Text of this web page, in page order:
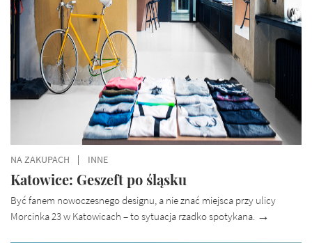
NA ZAKUPACH INNE
Katowice: Geszeft po śląsku
Być fanem nowoczesnego designu, a nie znać miejsca przy ulicy
Morcinka 23 w Katowicach – to sytuacja rzadko spotykana.